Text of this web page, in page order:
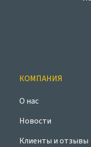
КОМПАНИЯ
О нас
Новости
Клиенты и отзывы